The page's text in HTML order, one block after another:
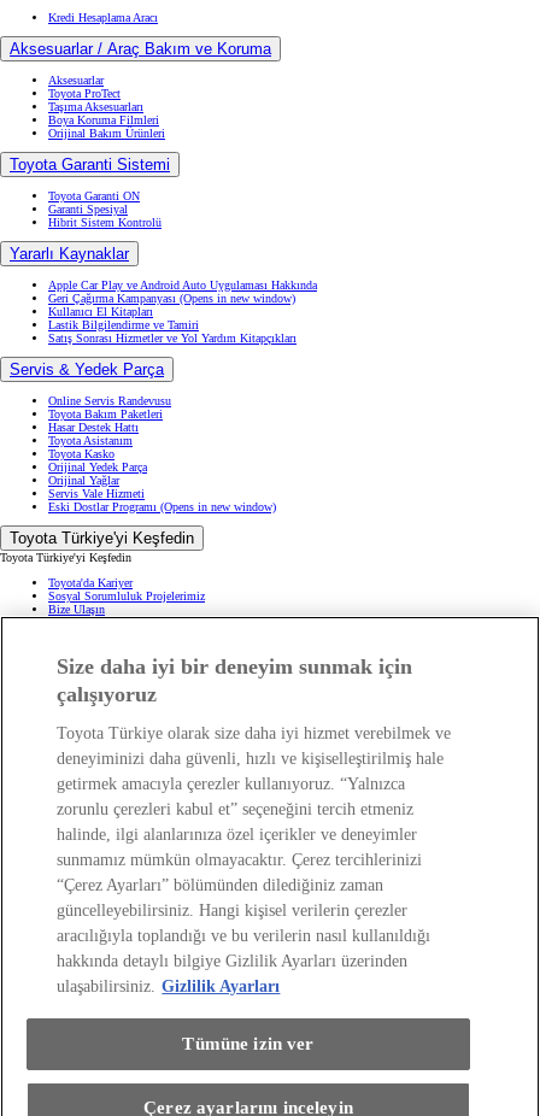
Kredi Hesaplama Aracı
Aksesuarlar / Araç Bakım ve Koruma
Aksesuarlar
Toyota ProTect
Taşıma Aksesuarları
Boya Koruma Filmleri
Orijinal Bakım Ürünleri
Toyota Garanti Sistemi
Toyota Garanti ON
Garanti Spesiyal
Hibrit Sistem Kontrolü
Yararlı Kaynaklar
Apple Car Play ve Android Auto Uygulaması Hakkında
Geri Çağırma Kampanyası (Opens in new window)
Kullanıcı El Kitapları
Lastik Bilgilendirme ve Tamiri
Satış Sonrası Hizmetler ve Yol Yardım Kitapçıkları
Servis & Yedek Parça
Online Servis Randevusu
Toyota Bakım Paketleri
Hasar Destek Hattı
Toyota Asistanım
Toyota Kasko
Orijinal Yedek Parça
Orijinal Yağlar
Servis Vale Hizmeti
Eski Dostlar Programı (Opens in new window)
Toyota Türkiye'yi Keşfedin
Toyota Türkiye'yi Keşfedin
Toyota'da Kariyer
Sosyal Sorumluluk Projelerimiz
Bize Ulaşın
Haberler ve Etkinlikler
Hafif Ticari: Toyota Professional
SUV
Toyota Blog
Ağaçlandırma Seferberliği
Yasal Bilgilendirme
Yasal Bilgilendirme
Yasal Uyarı ve Bilgilendirme
Çerez Politikası
Kişisel Verilerin Korunması
Kişisel Veri Paylaşımı ve İletişim İzni
Bilgi Toplumu Hizmetleri(Opens in new window)
TAKATA Hava Yastığı Geri Çağırma
Yakıt Ekonomisi ve CO2 Emisyonu
Pazarlama Faaliyetleri İçin Açık Rıza
Web Erişilebilirlik Beyanı
(Opens in new window)
(Opens in new window)
(Opens in new window)
Size daha iyi bir deneyim sunmak için
çalışıyoruz
Toyota Türkiye olarak size daha iyi hizmet verebilmek ve
deneyiminizi daha güvenli, hızlı ve kişiselleştirilmiş hale
getirmek amacıyla çerezler kullanıyoruz. “Yalnızca
zorunlu çerezleri kabul et” seçeneğini tercih etmeniz
halinde, ilgi alanlarınıza özel içerikler ve deneyimler
sunmamız mümkün olmayacaktır. Çerez tercihlerinizi
“Çerez Ayarları” bölümünden dilediğiniz zaman
güncelleyebilirsiniz. Hangi kişisel verilerin çerezler
aracılığıyla toplandığı ve bu verilerin nasıl kullanıldığı
hakkında detaylı bilgiye Gizlilik Ayarları üzerinden
ulaşabilirsiniz. Gizlilik Ayarları
Çerez ayarlarını inceleyin
Tümüne izin ver